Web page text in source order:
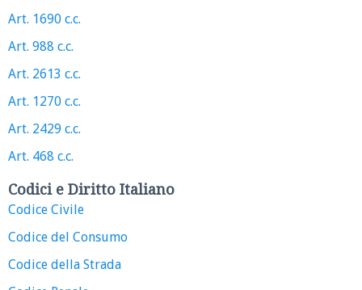
Art. 1690 c.c.
Art. 988 c.c.
Art. 2613 c.c.
Art. 1270 c.c.
Art. 2429 c.c.
Art. 468 c.c.
Codici e Diritto Italiano
Codice Civile
Codice del Consumo
Codice della Strada